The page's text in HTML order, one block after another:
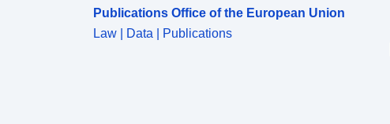
Publications Office of the European Union
Law | Data | Publications